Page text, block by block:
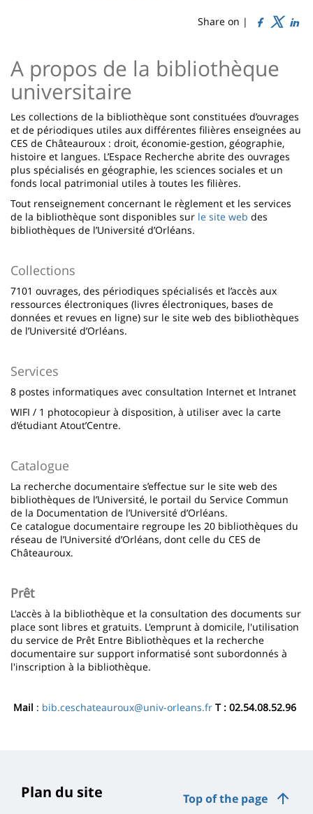
Share on |
Contenu
de
la
page
principale
A propos de la bibliothèque
universitaire
Les collections de la bibliothèque sont constituées d’ouvrages
et de périodiques utiles aux différentes filières enseignées au
CES de Châteauroux : droit, économie-gestion, géographie,
histoire et langues. L’Espace Recherche abrite des ouvrages
plus spécialisés en géographie, les sciences sociales et un
fonds local patrimonial utiles à toutes les filières.
Tout renseignement concernant le règlement et les services
de la bibliothèque sont disponibles sur le site web des
bibliothèques de l’Université d’Orléans.
Collections
7101 ouvrages, des périodiques spécialisés et l’accès aux
ressources électroniques (livres électroniques, bases de
données et revues en ligne) sur le site web des bibliothèques
de l’Université d’Orléans.
Services
8 postes informatiques avec consultation Internet et Intranet
WIFI / 1 photocopieur à disposition, à utiliser avec la carte
d’étudiant Atout’Centre.
Catalogue
La recherche documentaire s’effectue sur le site web des
bibliothèques de l’Université, le portail du Service Commun
de la Documentation de l’Université d’Orléans.
Ce catalogue documentaire regroupe les 20 bibliothèques du
réseau de l’Université d’Orléans, dont celle du CES de
Châteauroux.
Prêt
L'accès à la bibliothèque et la consultation des documents sur
place sont libres et gratuits. L'emprunt à domicile, l'utilisation
du service de Prêt Entre Bibliothèques et la recherche
documentaire sur support informatisé sont subordonnés à
l'inscription à la bibliothèque.
Mail : bib.ceschateauroux@univ-orleans.fr T : 02.54.08.52.96
Top of the page
Plan du site